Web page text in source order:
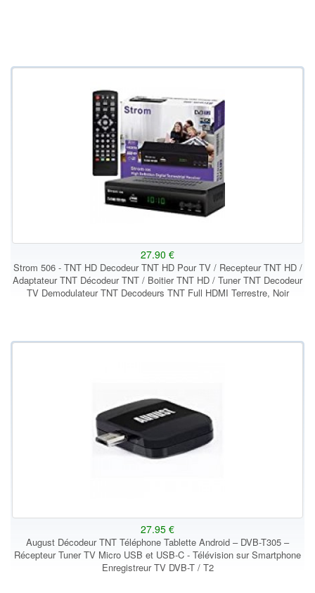
27.90 €
Strom 506 - TNT HD Decodeur TNT HD Pour TV / Recepteur TNT HD /
Adaptateur TNT Décodeur TNT / Boitier TNT HD / Tuner TNT Decodeur
TV Demodulateur TNT Decodeurs TNT Full HDMI Terrestre, Noir
27.95 €
August Décodeur TNT Téléphone Tablette Android – DVB-T305 –
Récepteur Tuner TV Micro USB et USB-C - Télévision sur Smartphone
Enregistreur TV DVB-T / T2